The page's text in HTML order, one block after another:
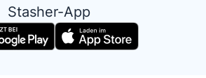
Stasher-App